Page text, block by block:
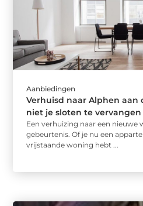
Aanbiedingen
Verhuisd naar Alphen aan
niet je sloten te vervangen
Een verhuizing naar een nieuwe
gebeurtenis. Of je nu een
vrijstaande woning hebt ...